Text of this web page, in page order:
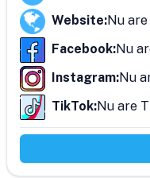
Website:Nu
Facebook:Nu
Instagram:Nu
TikTok:Nu are